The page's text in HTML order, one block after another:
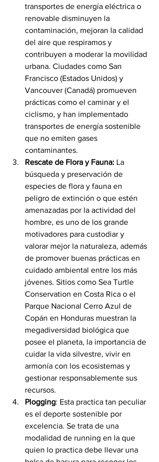
transportes de energía eléctrica o
renovable disminuyen la
contaminación, mejoran la calidad
del aire que respiramos y
contribuyen a moderar la movilidad
urbana. Ciudades como San
Francisco (Estados Unidos) y
Vancouver (Canadá) promueven
prácticas como el caminar y el
ciclismo, y han implementado
transportes de energía sostenible
que no emiten gases
contaminantes.
Rescate de Flora y Fauna: La
búsqueda y preservación de
especies de flora y fauna en
peligro de extinción o que estén
amenazadas por la actividad del
hombre, es uno de los grande
motivadores para custodiar y
valorar mejor la naturaleza, además
de promover buenas prácticas en
cuidado ambiental entre los más
jóvenes. Sitios como Sea Turtle
Conservation en Costa Rica o el
Parque Nacional Cerro Azul de
Copán en Honduras muestran la
megadiversidad biológica que
posee el planeta, la importancia de
cuidar la vida silvestre, vivir en
armonía con los ecosistemas y
gestionar responsablemente sus
recursos.
Plogging: Esta practica tan peculiar
es el deporte sostenible por
excelencia. Se trata de una
modalidad de running en la que
quien lo practica debe llevar una